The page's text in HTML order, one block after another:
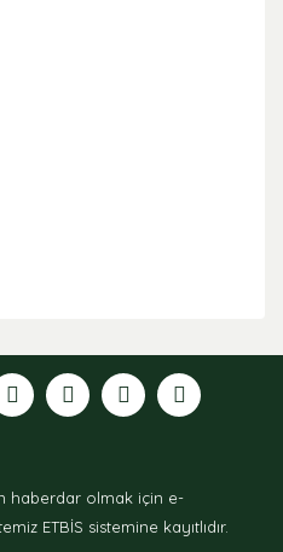
iletebilirsiniz.
ederiz.
bulunuyor.
pahalı.
haberdar olmak için e-
ETBİS sistemine kayıtlıdır.